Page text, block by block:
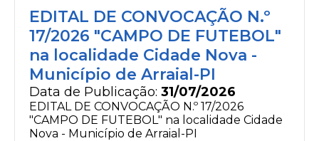
EDITAL DE CONVOCAÇÃO N.º
17/2026 "CAMPO DE FUTEBOL"
na localidade Cidade Nova -
Município de Arraial-PI
Data de Publicação: 31/07/2026
EDITAL DE CONVOCAÇÃO N.º 17/2026
"CAMPO DE FUTEBOL" na localidade Cidade
Nova - Município de Arraial-PI